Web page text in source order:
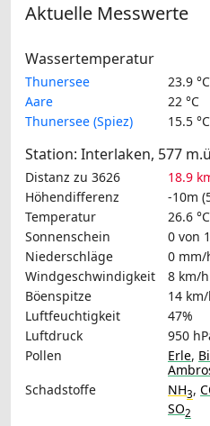
Aktuelle Messwerte
Wassertemperatur
Thunersee
23.9 °C
Aare
22 °C
Thunersee (Spiez)
15.5 °C
Station: Interlaken, 577
Distanz zu 3626
18.9
Höhendifferenz
-10m
Temperatur
26.6 °C
Sonnenschein
0 von
Niederschläge
0 mm/
Windgeschwindigkeit
8 km/h
Böenspitze
14
Luftfeuchtigkeit
47%
Luftdruck
950
Pollen
Erle,
Schadstoffe
NH3,
SO2